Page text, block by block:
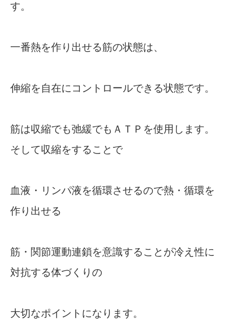
す。
一番熱を作り出せる筋の状態は、
伸縮を自在にコントロールできる状態です。
筋は収縮でも弛緩でもＡＴＰを使用します。
そして収縮をすることで
血液・リンパ液を循環させるので熱・循環を
作り出せる
筋・関節運動連鎖を意識することが冷え性に
対抗する体づくりの
大切なポイントになります。